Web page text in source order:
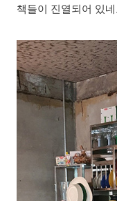
책들이 진열되어 있네